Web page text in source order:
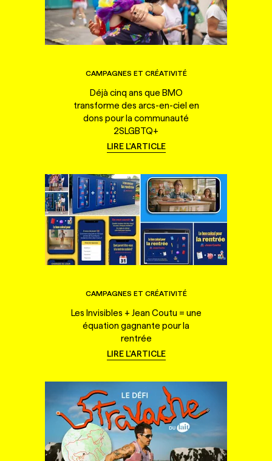
CAMPAGNES ET CRÉATIVITÉ
Déjà cinq ans que BMO
transforme des arcs-en-ciel en
dons pour la communauté
2SLGBTQ+
LIRE L'ARTICLE
CAMPAGNES ET CRÉATIVITÉ
Les Invisibles + Jean Coutu = une
équation gagnante pour la
rentrée
LIRE L'ARTICLE